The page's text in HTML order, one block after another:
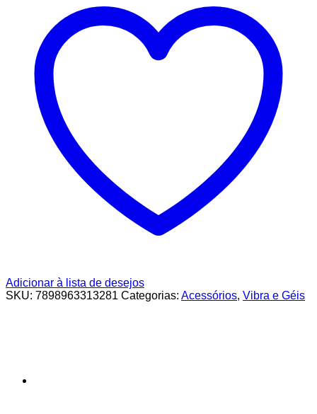
Adicionar à lista de desejos
SKU: 7898963313281 Categorias: Acessórios, Vibra e Géis